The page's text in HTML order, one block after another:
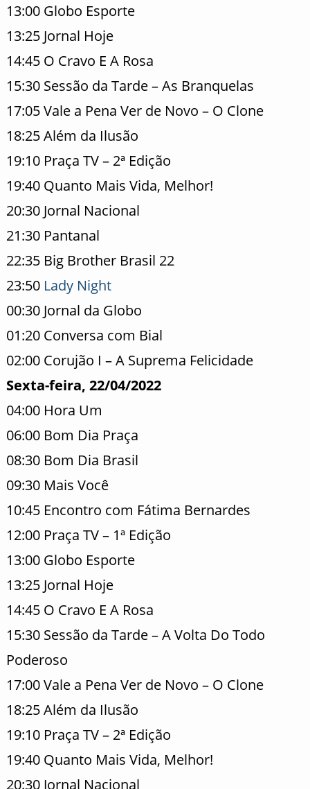
13:00 Globo Esporte
13:25 Jornal Hoje
14:45 O Cravo E A Rosa
15:30 Sessão da Tarde – As Branquelas
17:05 Vale a Pena Ver de Novo – O Clone
18:25 Além da Ilusão
19:10 Praça TV – 2ª Edição
19:40 Quanto Mais Vida, Melhor!
20:30 Jornal Nacional
21:30 Pantanal
22:35 Big Brother Brasil 22
23:50 Lady Night
00:30 Jornal da Globo
01:20 Conversa com Bial
02:00 Corujão I – A Suprema Felicidade
Sexta-feira, 22/04/2022
04:00 Hora Um
06:00 Bom Dia Praça
08:30 Bom Dia Brasil
09:30 Mais Você
10:45 Encontro com Fátima Bernardes
12:00 Praça TV – 1ª Edição
13:00 Globo Esporte
13:25 Jornal Hoje
14:45 O Cravo E A Rosa
15:30 Sessão da Tarde – A Volta Do Todo
Poderoso
17:00 Vale a Pena Ver de Novo – O Clone
18:25 Além da Ilusão
19:10 Praça TV – 2ª Edição
19:40 Quanto Mais Vida, Melhor!
20:30 Jornal Nacional